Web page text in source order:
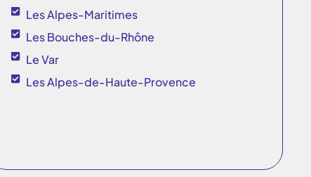
Les Alpes-Maritimes
Les Bouches-du-Rhône
Le Var
Les Alpes-de-Haute-Provence